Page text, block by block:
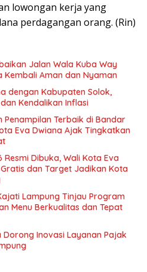
lowongan kerja yang
perdagangan orang. (Rin)
Jalan Wala Kuba Way
Kembali Aman dan Nyaman
dengan Kabupaten Solok,
Kendalikan Inflasi
Penampilan Terbaik di Bandar
Eva Dwiana Ajak Tingkatkan
Dibuka, Wali Kota Eva
dan Target Jadikan Kota
Lampung Tinjau Program
Menu Berkualitas dan Tepat
Inovasi Layanan Pajak